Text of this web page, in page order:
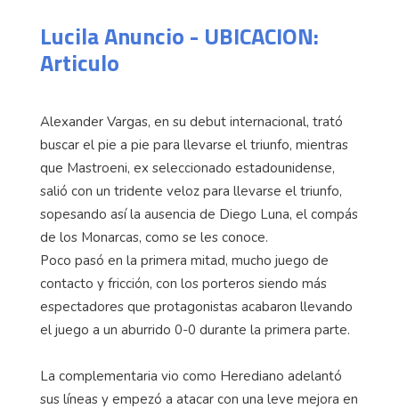
Lucila Anuncio - UBICACION:
Articulo
Alexander Vargas, en su debut internacional, trató
buscar el pie a pie para llevarse el triunfo, mientras
que Mastroeni, ex seleccionado estadounidense,
salió con un tridente veloz para llevarse el triunfo,
sopesando así la ausencia de Diego Luna, el compás
de los Monarcas, como se les conoce.
Poco pasó en la primera mitad, mucho juego de
contacto y fricción, con los porteros siendo más
espectadores que protagonistas acabaron llevando
el juego a un aburrido 0-0 durante la primera parte.
La complementaria vio como Herediano adelantó
sus líneas y empezó a atacar con una leve mejora en